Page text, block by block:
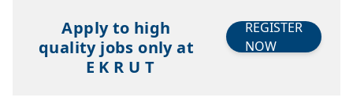
Apply to high
quality jobs only at
E K R U T
REGISTER
NOW